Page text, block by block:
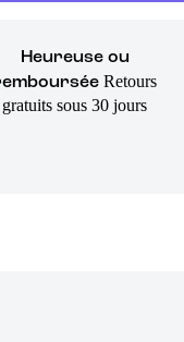
Heureuse ou
Retours
gratuits sous 30 jours